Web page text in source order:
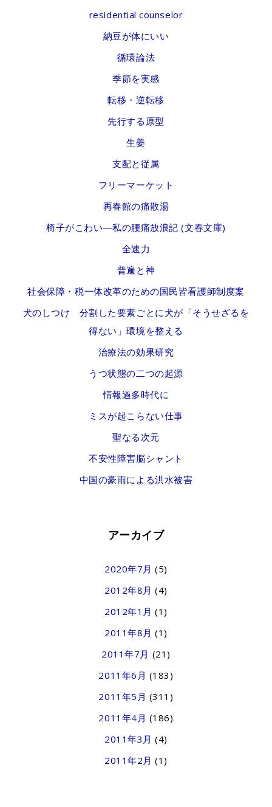
residential counselor
納豆が体にいい
循環論法
季節を実感
転移・逆転移
先行する原型
生姜
支配と従属
フリーマーケット
再春館の痛散湯
椅子がこわい―私の腰痛放浪記 (文春文庫)
全速力
普遍と神
社会保障・税一体改革のための国民皆看護師制度案
犬のしつけ 分割した要素ごとに犬が「そうせざるを
得ない」環境を整える
治療法の効果研究
うつ状態の二つの起源
情報過多時代に
ミスが起こらない仕事
聖なる次元
不安性障害脳シャント
中国の豪雨による洪水被害
アーカイブ
2020年7月 (5)
2012年8月 (4)
2012年1月 (1)
2011年8月 (1)
2011年7月 (21)
2011年6月 (183)
2011年5月 (311)
2011年4月 (186)
2011年3月 (4)
2011年2月 (1)